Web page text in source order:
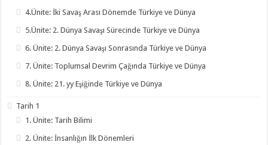
4.Ünite: İki Savaş Arası Dönemde Türkiye ve Dünya
5.Ünite: 2. Dünya Savaşı Sürecinde Türkiye ve Dünya
6. Ünite: 2. Dünya Savaşı Sonrasında Türkiye ve Dünya
7. Ünite: Toplumsal Devrim Çağında Türkiye ve Dünya
8. Ünite: 21. yy Eşiğinde Türkiye ve Dünya
Tarih 1
1. Ünite: Tarih Bilimi
2. Ünite: İnsanlığın İlk Dönemleri